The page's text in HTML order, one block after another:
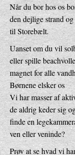
Når du bor hos os
den dejlige strand
til Storebælt.
Uanset om du vil
eller spille
magnet for alle
Børnene elsker os
Vi har masser af
de aldrig keder sig
finde en
ven eller veninde?
Prøv at se hvad vi